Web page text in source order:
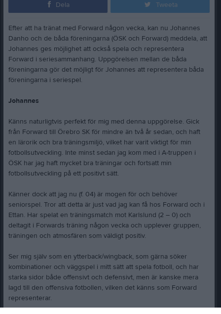
Dela Tweeta
Efter att ha tränat med Forward någon vecka, kan nu Johannes
Danho och de båda föreningarna (ÖSK och Forward) meddela, att
Johannes ges möjlighet att också spela och representera
Forward i seriesammanhang. Uppgörelsen mellan de båda
föreningarna gör det möjligt för Johannes att representera båda
föreningarna i seriespel.
Johannes
Känns naturligtvis perfekt för mig med denna uppgörelse. Gick
från Forward till Örebro SK för mindre än två år sedan, och haft
en lärorik och bra träningsmiljö, vilket har varit viktigt för min
fotbollsutveckling. Inte minst sedan jag kom med i A-truppen i
ÖSK har jag haft mycket bra träningar och fortsatt min
fotbollsutveckling på ett positivt sätt.
Känner dock att jag nu (f. 04) är mogen för och behöver
seniorspel. Tror att detta är just vad jag kan få hos Forward och i
Ettan. Har spelat en träningsmatch mot Karlslund (2 – 0) och
deltagit i Forwards träning någon vecka och upplever gruppen,
träningen och atmosfären som väldigt positiv.
Ser mig själv som en ytterback/wingback, som gärna söker
kombinationer och väggspel i mitt sätt att spela fotboll, och har
starka sidor både offensivt och defensivt, men är kanske mera
lagd till den offensiva fotbollen, vilken det känns som Forward
representerar.